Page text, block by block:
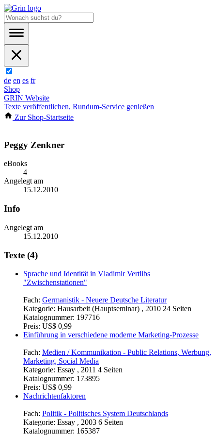
de en es fr
Shop
GRIN Website
Texte veröffentlichen, Rundum-Service genießen
Zur Shop-Startseite
Peggy Zenkner
eBooks
4
Angelegt am
15.12.2010
Info
Angelegt am
15.12.2010
Texte (4)
Sprache und Identität in Vladimir Vertlibs
"Zwischenstationen"
Fach: Germanistik - Neuere Deutsche Literatur
Kategorie: Hausarbeit (Hauptseminar) , 2010 24 Seiten
Katalognummer: 197716
Preis: US$ 0,99
Einführung in verschiedene moderne Marketing-Prozesse
Fach: Medien / Kommunikation - Public Relations, Werbung,
Marketing, Social Media
Kategorie: Essay , 2011 4 Seiten
Katalognummer: 173895
Preis: US$ 0,99
Nachrichtenfaktoren
Fach: Politik - Politisches System Deutschlands
Kategorie: Essay , 2003 6 Seiten
Katalognummer: 165387